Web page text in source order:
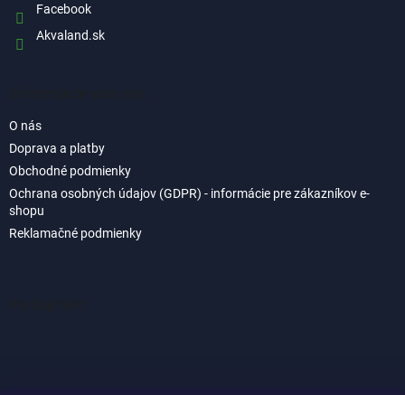
Facebook
Akvaland.sk
O nás
Doprava a platby
Obchodné podmienky
Ochrana osobných údajov (GDPR) - informácie pre zákazníkov e-
shopu
Reklamačné podmienky